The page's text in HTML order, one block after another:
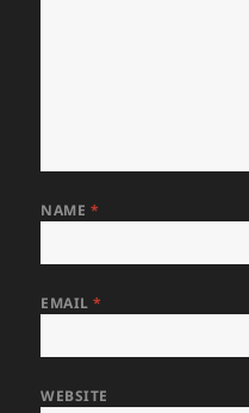
NAME *
EMAIL*
WEBSITE